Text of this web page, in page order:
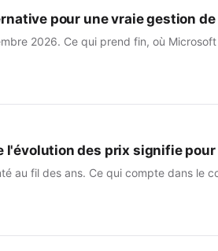
pour une vraie gestion
2026. Ce qui prend fin, où
l'évolution des prix signifie
au fil des ans. Ce qui compte dans le